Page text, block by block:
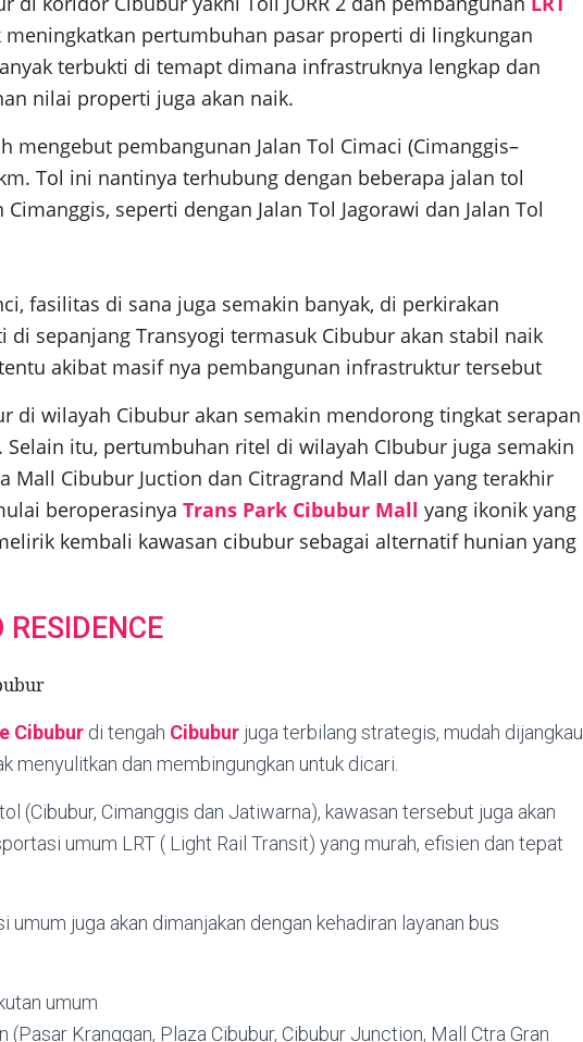
pertumbuhan pasar properti di lingkungan
terbukti di temapt dimana infrastruknya lengkap dan
nilai properti juga akan naik.
mengebut pembangunan Jalan Tol Cimaci (Cimanggis–
Tol ini nantinya terhubung dengan beberapa jalan tol
seperti dengan Jalan Tol Jagorawi dan Jalan Tol
fasilitas di sana juga semakin banyak, di perkirakan
sepanjang Transyogi termasuk Cibubur akan stabil naik
akibat masif nya pembangunan infrastruktur tersebut
di wilayah Cibubur akan semakin mendorong tingkat serapan
itu, pertumbuhan ritel di wilayah CIbubur juga semakin
Mall Cibubur Juction dan Citragrand Mall dan yang terakhir
beroperasinya Trans Park Cibubur Mall yang ikonik yang
kembali kawasan cibubur sebagai alternatif hunian yang
RESIDENCE
Cibubur di tengah Cibubur juga terbilang strategis, mudah dijangkau
menyulitkan dan membingungkan untuk dicari.
(Cibubur, Cimanggis dan Jatiwarna), kawasan tersebut juga akan
umum LRT ( Light Rail Transit) yang murah, efisien dan tepat
juga akan dimanjakan dengan kehadiran layanan bus
umum
Kranggan, Plaza Cibubur, Cibubur Junction, Mall Ctra Gran